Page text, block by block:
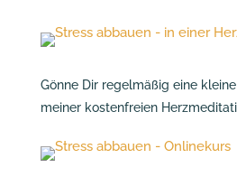
Gönne Dir regelmäßig eine
meiner kostenfreien